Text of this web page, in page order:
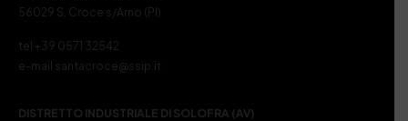
56029 S. Croce s/Arno (PI)
tel +39 0571 32542
e-mail santacroce@ssip.it
DISTRETTO INDUSTRIALE DI SOLOFRA (AV)